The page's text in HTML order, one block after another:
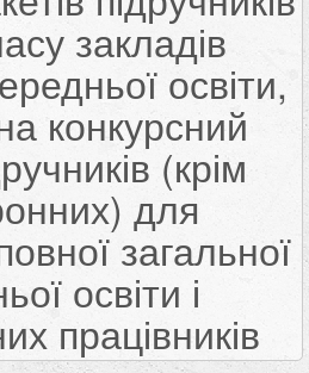
закладів
освіти,
конкурсний
(крім
для
загальної
освіти і
працівників